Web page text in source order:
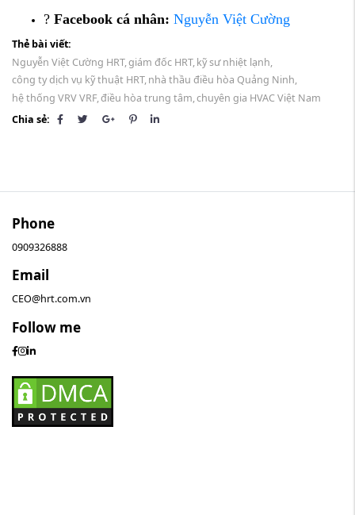
? Facebook cá nhân: Nguyễn Việt Cường
Thẻ bài viết:
Nguyễn Việt Cường HRT,giám đốc HRT,kỹ sư nhiệt lạnh,
công ty dịch vụ kỹ thuật HRT,nhà thầu điều hòa Quảng Ninh,
hệ thống VRV VRF,điều hòa trung tâm,chuyên gia HVAC Việt Nam
Chia sẻ:
Phone
0909326888
Email
CEO@hrt.com.vn
Follow me